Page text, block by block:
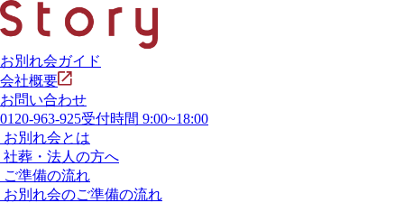
お別れ会ガイド
会社概要
お問い合わせ
0120-963-925受付時間 9:00~18:00
お別れ会とは
社葬・法人の方へ
ご準備の流れ
お別れ会のご準備の流れ